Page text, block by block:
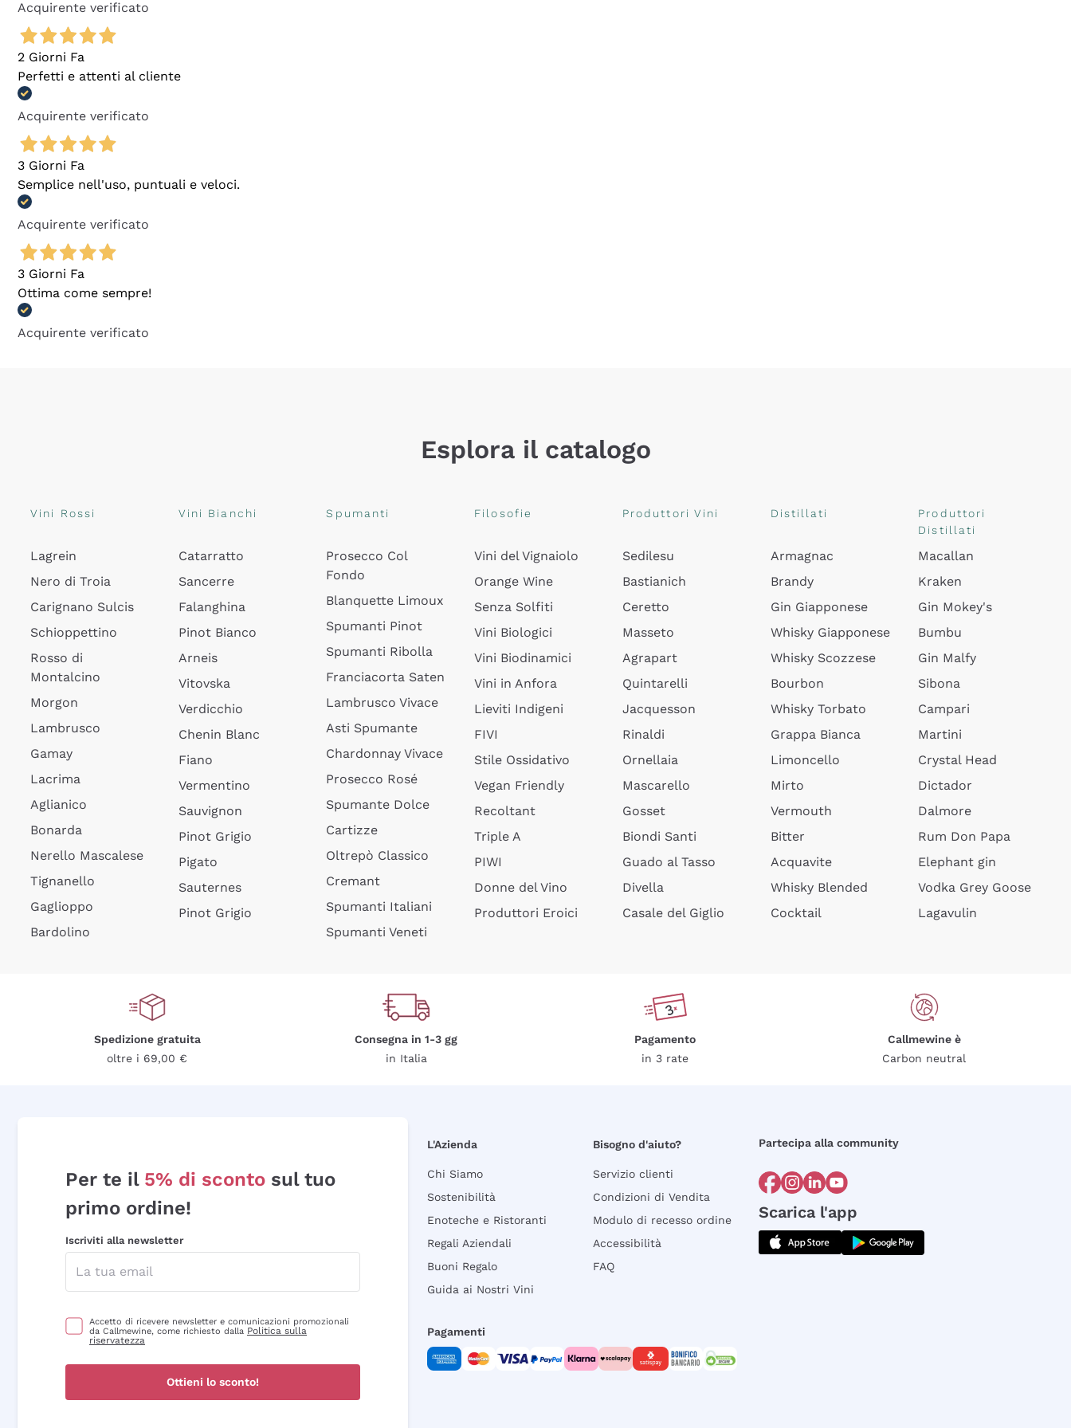
Acquirente verificato
2 Giorni Fa
Perfetti e attenti al cliente
Acquirente verificato
3 Giorni Fa
Semplice nell'uso, puntuali e veloci.
Acquirente verificato
3 Giorni Fa
Ottima come sempre!
Acquirente verificato
Esplora il catalogo
Vini Rossi
Lagrein
Nero di Troia
Carignano Sulcis
Schioppettino
Rosso di
Montalcino
Morgon
Lambrusco
Gamay
Lacrima
Aglianico
Bonarda
Nerello Mascalese
Tignanello
Gaglioppo
Bardolino
Vini Bianchi
Catarratto
Sancerre
Falanghina
Pinot Bianco
Arneis
Vitovska
Verdicchio
Chenin Blanc
Fiano
Vermentino
Sauvignon
Pinot Grigio
Pigato
Sauternes
Pinot Grigio
Spumanti
Prosecco Col
Fondo
Blanquette Limoux
Spumanti Pinot
Spumanti Ribolla
Franciacorta Saten
Lambrusco Vivace
Asti Spumante
Chardonnay Vivace
Prosecco Rosé
Spumante Dolce
Cartizze
Oltrepò Classico
Cremant
Spumanti Italiani
Spumanti Veneti
Filosofie
Vini del Vignaiolo
Orange Wine
Senza Solfiti
Vini Biologici
Vini Biodinamici
Vini in Anfora
Lieviti Indigeni
FIVI
Stile Ossidativo
Vegan Friendly
Recoltant
Triple A
PIWI
Donne del Vino
Produttori Eroici
Produttori Vini
Sedilesu
Bastianich
Ceretto
Masseto
Agrapart
Quintarelli
Jacquesson
Rinaldi
Ornellaia
Mascarello
Gosset
Biondi Santi
Guado al Tasso
Divella
Casale del Giglio
Distillati
Armagnac
Brandy
Gin Giapponese
Whisky Giapponese
Whisky Scozzese
Bourbon
Whisky Torbato
Grappa Bianca
Limoncello
Mirto
Vermouth
Bitter
Acquavite
Whisky Blended
Cocktail
Produttori
Distillati
Macallan
Kraken
Gin Mokey's
Bumbu
Gin Malfy
Sibona
Campari
Martini
Crystal Head
Dictador
Dalmore
Rum Don Papa
Elephant gin
Vodka Grey Goose
Lagavulin
Spedizione gratuita
oltre i 69,00 €
Consegna in 1-3 gg
in Italia
Pagamento
in 3 rate
Callmewine è
Carbon neutral
Per te il 5% di sconto sul tuo
primo ordine!
Iscriviti alla newsletter
Accetto di ricevere newsletter e comunicazioni promozionali
da Callmewine, come richiesto dalla Politica sulla
riservatezza
Ottieni lo sconto!
L'Azienda
Chi Siamo
Sostenibilità
Enoteche e Ristoranti
Regali Aziendali
Buoni Regalo
Guida ai Nostri Vini
Bisogno d'aiuto?
Servizio clienti
Condizioni di Vendita
Modulo di recesso ordine
Accessibilità
FAQ
Partecipa alla community
Scarica l'app
Pagamenti